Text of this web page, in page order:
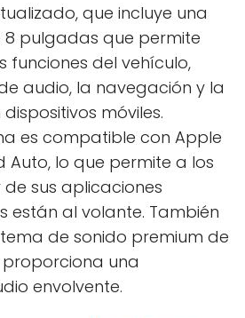
que incluye una
pulgadas que permite
funciones del vehículo,
audio, la navegación y la
móviles.
es compatible con Apple
Auto, lo que permite a los
sus aplicaciones
están al volante. También
de sonido premium de
proporciona una
envolvente.